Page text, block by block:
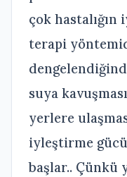
çok
terapi
suya
yerlere
iyleştirme
başlar.. Çünkü